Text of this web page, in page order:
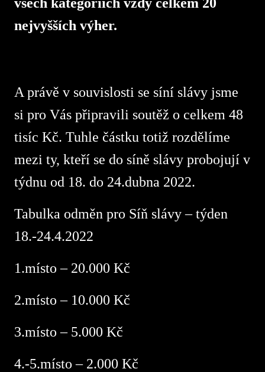
nejvyšších výher.
A právě v souvislosti se síní slávy jsme
si pro Vás připravili soutěž o celkem 48
tisíc Kč. Tuhle částku totiž rozdělíme
mezi ty, kteří se do síně slávy probojují v
týdnu od 18. do 24.dubna 2022.
Tabulka odměn pro Síň slávy – týden
18.-24.4.2022
1.místo – 20.000 Kč
2.místo – 10.000 Kč
3.místo – 5.000 Kč
4.-5.místo – 2.000 Kč